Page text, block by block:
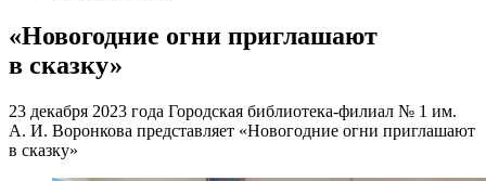
«Новогодние огни приглашают
в сказку»
23 декабря 2023 года Городская библиотека-филиал № 1 им.
А. И. Воронкова представляет «Новогодние огни приглашают
в сказку»